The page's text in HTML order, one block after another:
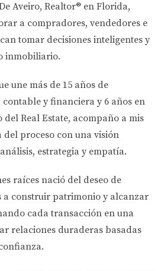
y tus metas financieras.
de alquiler a corto plazo en
atractivas para
ingresos pasivos.
comunes entre los
de propiedades,
en Miami. Existen
propiedades que se encargan
hasta la búsqueda
la inversión sin tener
Aveiro, Realtor® en Florida,
a compradores, vendedores e
tomar decisiones inteligentes y
inmobiliario.
une más de 15 años de
contable y financiera y 6 años en
Real Estate, acompaño a mis
del proceso con una visión
estrategia y empatía.
raíces nació del deseo de
a construir patrimonio y alcanzar
cada transacción en una
relaciones duraderas basadas